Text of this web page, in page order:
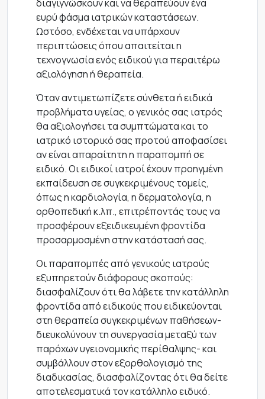
διαγιγνώσκουν και να θεραπεύουν ένα
ευρύ φάσμα ιατρικών καταστάσεων.
Ωστόσο, ενδέχεται να υπάρχουν
περιπτώσεις όπου απαιτείται η
τεχνογνωσία ενός ειδικού για περαιτέρω
αξιολόγηση ή θεραπεία.
Όταν αντιμετωπίζετε σύνθετα ή ειδικά
προβλήματα υγείας, ο γενικός σας ιατρός
θα αξιολογήσει τα συμπτώματα και το
ιατρικό ιστορικό σας προτού αποφασίσει
αν είναι απαραίτητη η παραπομπή σε
ειδικό. Οι ειδικοί ιατροί έχουν προηγμένη
εκπαίδευση σε συγκεκριμένους τομείς,
όπως η καρδιολογία, η δερματολογία, η
ορθοπεδική κ.λπ., επιτρέποντάς τους να
προσφέρουν εξειδικευμένη φροντίδα
προσαρμοσμένη στην κατάστασή σας.
Οι παραπομπές από γενικούς ιατρούς
εξυπηρετούν διάφορους σκοπούς:
διασφαλίζουν ότι θα λάβετε την κατάλληλη
φροντίδα από ειδικούς που ειδικεύονται
στη θεραπεία συγκεκριμένων παθήσεων-
διευκολύνουν τη συνεργασία μεταξύ των
παρόχων υγειονομικής περίθαλψης- και
συμβάλλουν στον εξορθολογισμό της
διαδικασίας, διασφαλίζοντας ότι θα δείτε
αποτελεσματικά τον κατάλληλο ειδικό.